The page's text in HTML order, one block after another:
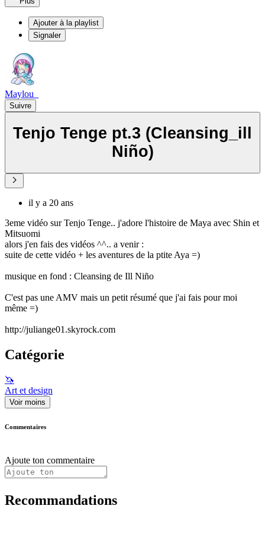
Ajouter à la playlist
Signaler
Maylou_
Suivre
Tenjo Tenge pt.3 (Cleansing_ill
Niño)
il y a 20 ans
3eme vidéo sur Tenjo Tenge.. j'adore l'histoire de Maya avec Shin et
Mitsuomi
alors j'en fais des vidéos ^^.. a venir :
suite de cette vidéo + les aventures de la ptite Aya =)
musique en fond : Cleansing de Ill Niño
C'est pas une AMV mais un petit résumé que j'ai fais pour moi
même =)
http://juliange01.skyrock.com
Catégorie
🦄
Art et design
Voir moins
Commentaires
Ajoute ton commentaire
Recommandations